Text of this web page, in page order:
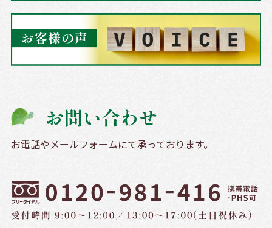
お問い合わせ
お電話やメールフォームにて承っております。